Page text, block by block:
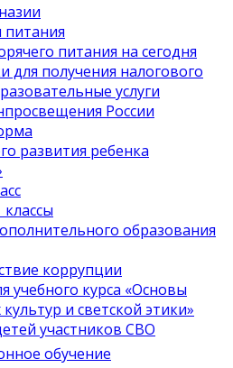
питания
питания на сегодня
для получения налогового
услуги
России
развития ребенка
образования
коррупции
учебного курса «Основы
и светской этики»
участников СВО
обучение